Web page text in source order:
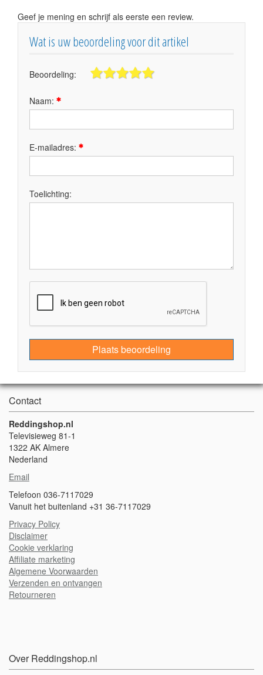
Geef je mening en schrijf als eerste een review.
Wat is uw beoordeling voor dit artikel
Beoordeling:
Naam:
E-mailadres:
Toelichting:
Plaats beoordeling
Contact
Reddingshop.nl
Televisieweg 81-1
1322 AK Almere
Nederland
Email
Telefoon 036-7117029
Vanuit het buitenland +31 36-7117029
Privacy Policy
Disclaimer
Cookie verklaring
Affiliate marketing
Algemene Voorwaarden
Verzenden en ontvangen
Retourneren
Over Reddingshop.nl